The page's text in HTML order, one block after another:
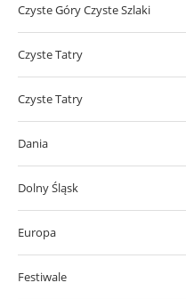
Czyste Góry Czyste Szlaki
Czyste Tatry
Czyste Tatry
Dania
Dolny Śląsk
Europa
Festiwale